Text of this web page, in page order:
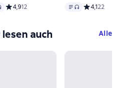
47 оценок
, Audioformat verfügbar
Средний рейтинг 4,9 на основе 12
4,912 Text, Audioformat
Средний
4,122
auch Alle